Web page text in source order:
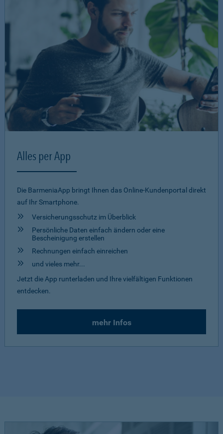
Alles per App
Die BarmeniaApp bringt Ihnen das Online-Kundenportal direkt
auf Ihr Smartphone.
Versicherungsschutz im Überblick
Persönliche Daten einfach ändern oder eine
Bescheinigung erstellen
Rechnungen einfach einreichen
und vieles mehr...
Jetzt die App runterladen und Ihre vielfältigen Funktionen
entdecken.
mehr Infos